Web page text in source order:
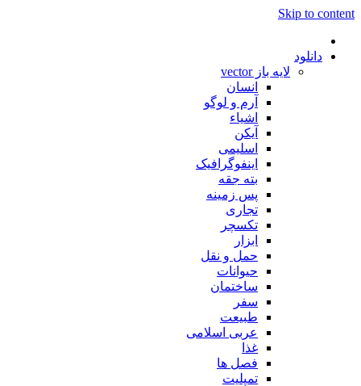
Skip to content
دانلود
لایه باز vector
انسان
آرم و لوگو
اشیاء
آیکن
اسلیمی
اینفوگرافیک
بته جقه
پس زمینه
تجاری
تکسچر
ابزار
حمل و نقل
حیوانات
ساختمان
سفر
طبیعت
عربی اسلامی
غذا
فصل ها
تمپلیت